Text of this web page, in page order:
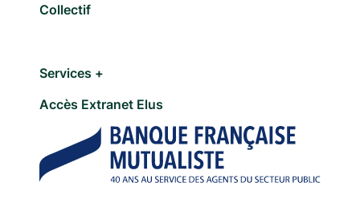
Collectif
Services +
Accès Extranet Elus